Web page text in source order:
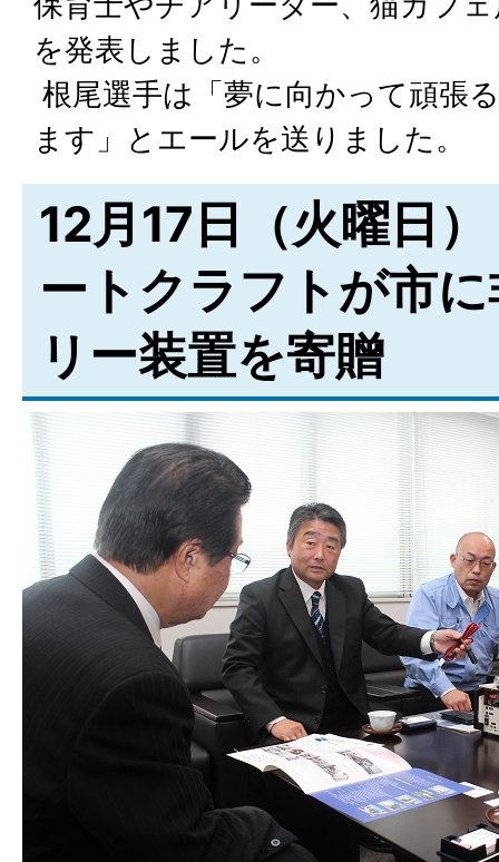
を発表しました。
根尾選手は「夢に向かって頑張
ます」とエールを送りました。
12月17日（火曜日
ートクラフトが市
リー装置を寄贈